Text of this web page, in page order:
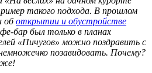
такого подхода. В прошлом
оботкрытии и обустройстве
бар был только в планах
«Пичугов» можно поздравить с
позавидовать. Почему?